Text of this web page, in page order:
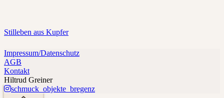
Stilleben aus Kupfer
Impressum/Datenschutz
AGB
Kontakt
Hiltrud Greiner
schmuck_objekte_bregenz